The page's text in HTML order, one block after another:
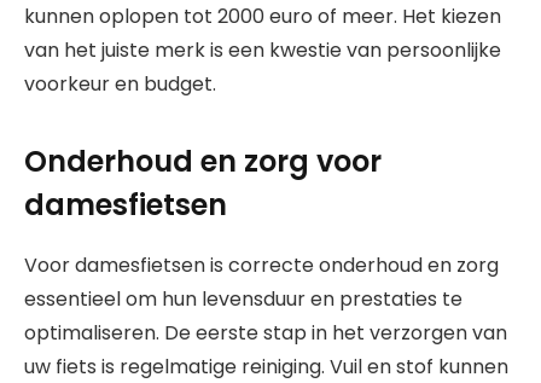
kunnen oplopen tot 2000 euro of meer. Het kiezen
van het juiste merk is een kwestie van persoonlijke
voorkeur en budget.
Onderhoud en zorg voor
damesfietsen
Voor damesfietsen is correcte onderhoud en zorg
essentieel om hun levensduur en prestaties te
optimaliseren. De eerste stap in het verzorgen van
uw fiets is regelmatige reiniging. Vuil en stof kunnen